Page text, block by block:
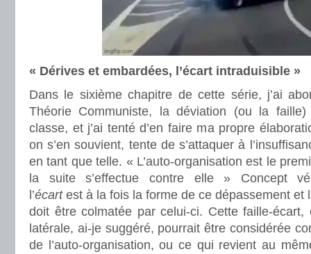
« Dérives et embardées, l’écart intraduisible »
Dans le sixième chapitre de cette série, j’ai
Théorie Communiste, la déviation (ou la
classe, et j’ai tenté d’en faire ma propre
on s’en souvient, tente de s’attaquer à
en tant que telle. « L’auto-organisation est le
la suite s’effectue contre elle » Concept
l’écartest à la fois la forme de ce dépassement et
doit être colmatée par celui-ci. Cette faille-écart,
latérale, ai-je suggéré, pourrait être considérée
de l’auto-organisation, ou ce qui revient au